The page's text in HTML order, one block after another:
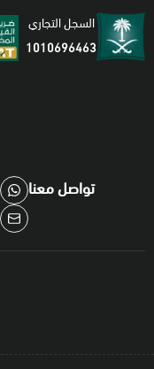
السجل التجاري
1010696463
تواصل معنا